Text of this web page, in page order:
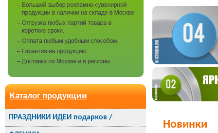
Каталог продукции
ПРАЗДНИКИ ИДЕИ подарков /
Новинки